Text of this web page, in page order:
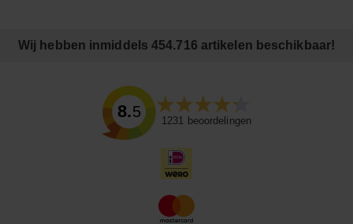
Wij hebben inmiddels 454.716 artikelen beschikbaar!
8.5
1231 beoordelingen